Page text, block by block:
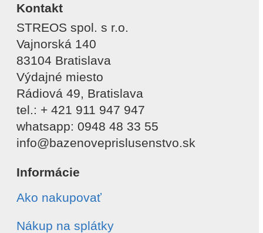
Kontakt
STREOS spol. s r.o.
Vajnorská 140
83104 Bratislava
Výdajné miesto
Rádiová 49, Bratislava
tel.: + 421 911 947 947
whatsapp: 0948 48 33 55
info@bazenoveprislusenstvo.sk
Informácie
Ako nakupovať
Nákup na splátky